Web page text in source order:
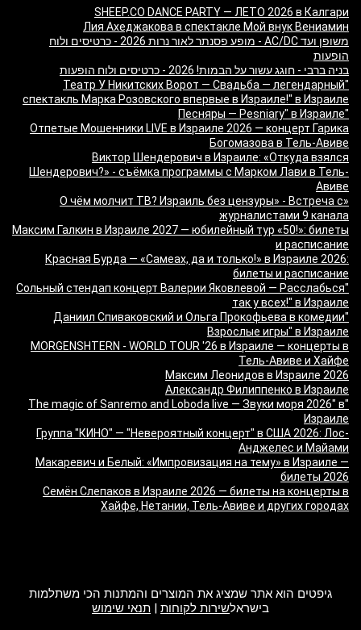
SHEEP.CO DANCE PARTY — ЛЕТО 2026 в Калгари
Лия Ахеджакова в спектакле Мой внук Вениамин
משופן ועד AC/DC - מופע פסנתר לאור נרות 2026 - כרטיסים ולוח
הופעות
בניה ברבי - חוגג עשור על הבמות! 2026 - כרטיסים ולוח הופעות
"Театр У Никитских Ворот — Свадьба — легендарный
спектакль Марка Розовского впервые в Израиле!" в Израиле
"Песняры — Pesniary" в Израиле
Отпетые Мошенники LIVE в Израиле 2026 — концерт Гарика
Богомазова в Тель-Авиве
Виктор Шендерович в Израиле: «Откуда взялся
Шендерович?» - съёмка программы с Марком Лави в Тель-
Авиве
«О чём молчит ТВ? Израиль без цензуры» - Встреча с
журналистами 9 канала
Максим Галкин в Израиле 2027 — юбилейный тур «50!»: билеты
и расписание
Красная Бурда — «Самеах, да и только!» в Израиле 2026:
билеты и расписание
"Сольный стендап концерт Валерии Яковлевой — Расслабься
так у всех!" в Израиле
"Даниил Спиваковский и Ольга Прокофьева в комедии
Взрослые игры" в Израиле
MORGENSHTERN - WORLD TOUR '26 в Израиле — концерты в
Тель-Авиве и Хайфе
Максим Леонидов в Израиле 2026
Александр Филиппенко в Израиле
"The magic of Sanremo and Loboda live — Звуки моря 2026" в
Израиле
Группа "КИНО" — "Невероятный концерт" в США 2026: Лос-
Анджелес и Майами
Макаревич и Белый: «Импровизация на тему» в Израиле —
билеты 2026
Семён Слепаков в Израиле 2026 — билеты на концерты в
Хайфе, Нетании, Тель-Авиве и других городах
גיפטים הוא אתר שמציג את המוצרים והמתנות הכי משתלמות
בישראלשירות לקוחות | תנאי שימוש